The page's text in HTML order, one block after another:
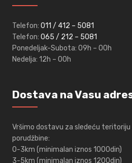
Telefon:011 / 412 – 5081
Telefon:065 / 212 – 5081
Ponedeljak-Subota:09h – 00h
Nedelja:12h – 00h
Dostava na Vasu
Vršimo dostavu za sledeću teritoriju
porudžbine:
0-3km (minimalan iznos 1000din)
3-5km (minimalan iznos 1200din)